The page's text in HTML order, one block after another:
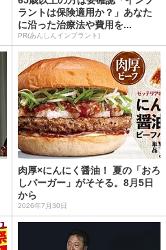
ラントは保険適用か？」あなた
に沿った治療法や費用を...
PR(あんしんインプラント)
肉厚×にんにく醤油！ 夏の「おろ
しバーガー」がそそる。8月5日
から
2026年7月30日